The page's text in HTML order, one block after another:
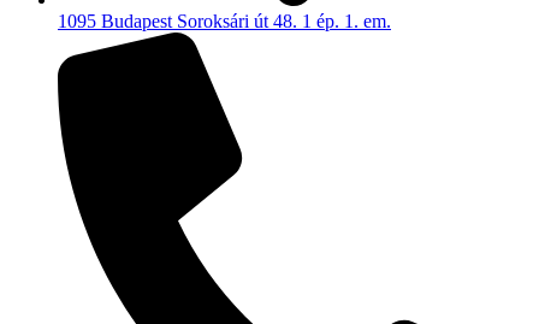
1095 Budapest Soroksári út 48. 1 ép. 1. em.